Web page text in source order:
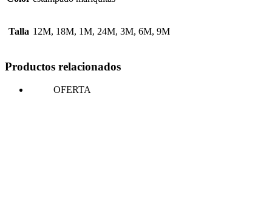
Talla 12M, 18M, 1M, 24M, 3M, 6M, 9M
Productos relacionados
OFERTA